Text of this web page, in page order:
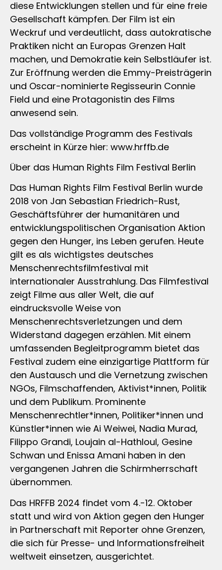
diese Entwicklungen stellen und für eine freie
Gesellschaft kämpfen. Der Film ist ein
Weckruf und verdeutlicht, dass autokratische
Praktiken nicht an Europas Grenzen Halt
machen, und Demokratie kein Selbstläufer ist.
Zur Eröffnung werden die Emmy-Preisträgerin
und Oscar-nominierte Regisseurin Connie
Field und eine Protagonistin des Films
anwesend sein.
Das vollständige Programm des Festivals
erscheint in Kürze hier: www.hrffb.de
Über das Human Rights Film Festival Berlin
Das Human Rights Film Festival Berlin wurde
2018 von Jan Sebastian Friedrich-Rust,
Geschäftsführer der humanitären und
entwicklungspolitischen Organisation Aktion
gegen den Hunger, ins Leben gerufen. Heute
gilt es als wichtigstes deutsches
Menschenrechtsfilmfestival mit
internationaler Ausstrahlung. Das Filmfestival
zeigt Filme aus aller Welt, die auf
eindrucksvolle Weise von
Menschenrechtsverletzungen und dem
Widerstand dagegen erzählen. Mit einem
umfassenden Begleitprogramm bietet das
Festival zudem eine einzigartige Plattform für
den Austausch und die Vernetzung zwischen
NGOs, Filmschaffenden, Aktivist*innen, Politik
und dem Publikum. Prominente
Menschenrechtler*innen, Politiker*innen und
Künstler*innen wie Ai Weiwei, Nadia Murad,
Filippo Grandi, Loujain al-Hathloul, Gesine
Schwan und Enissa Amani haben in den
vergangenen Jahren die Schirmherrschaft
übernommen.
Das HRFFB 2024 findet vom 4.-12. Oktober
statt und wird von Aktion gegen den Hunger
in Partnerschaft mit Reporter ohne Grenzen,
die sich für Presse- und Informationsfreiheit
weltweit einsetzen, ausgerichtet.